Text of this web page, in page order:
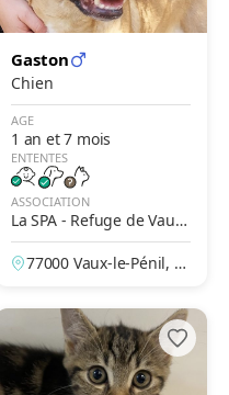
Gaston
Chien
AGE
1 an et 7 mois
ENTENTES
ASSOCIATION
La SPA - Refuge de Vaux-
Le-Penil
77000 Vaux-le-Pénil, S